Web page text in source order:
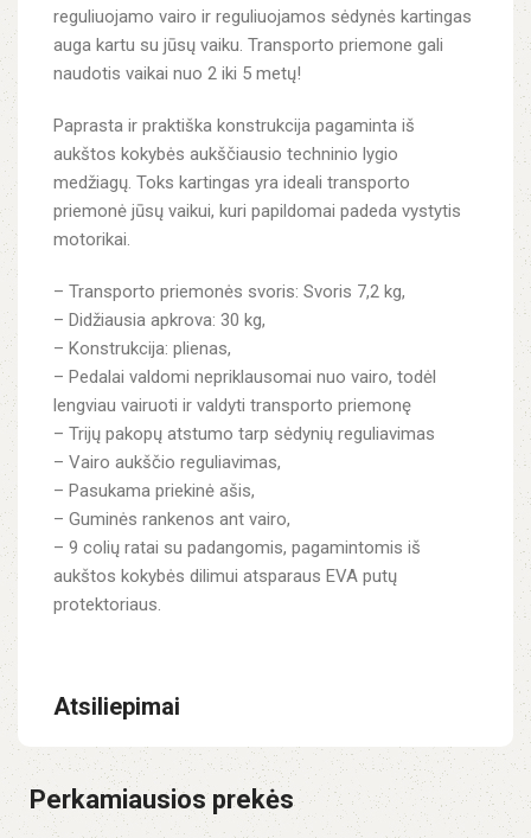
reguliuojamo vairo ir reguliuojamos sėdynės kartingas
auga kartu su jūsų vaiku. Transporto priemone gali
naudotis vaikai nuo 2 iki 5 metų!
Paprasta ir praktiška konstrukcija pagaminta iš
aukštos kokybės aukščiausio techninio lygio
medžiagų. Toks kartingas yra ideali transporto
priemonė jūsų vaikui, kuri papildomai padeda vystytis
motorikai.
– Transporto priemonės svoris: Svoris 7,2 kg,
– Didžiausia apkrova: 30 kg,
– Konstrukcija: plienas,
– Pedalai valdomi nepriklausomai nuo vairo, todėl
lengviau vairuoti ir valdyti transporto priemonę
– Trijų pakopų atstumo tarp sėdynių reguliavimas
– Vairo aukščio reguliavimas,
– Pasukama priekinė ašis,
– Guminės rankenos ant vairo,
– 9 colių ratai su padangomis, pagamintomis iš
aukštos kokybės dilimui atsparaus EVA putų
protektoriaus.
Atsiliepimai
Perkamiausios prekės